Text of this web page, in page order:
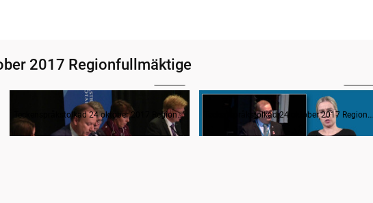
2017 Regionfullmäktige
Inledande formalia
Teckenspråkstolkad 24 oktober 2017 Regionfullmäktige
Frågestund
Teckenspråkstolkad 24 oktober 2017 Regionfullmäktige